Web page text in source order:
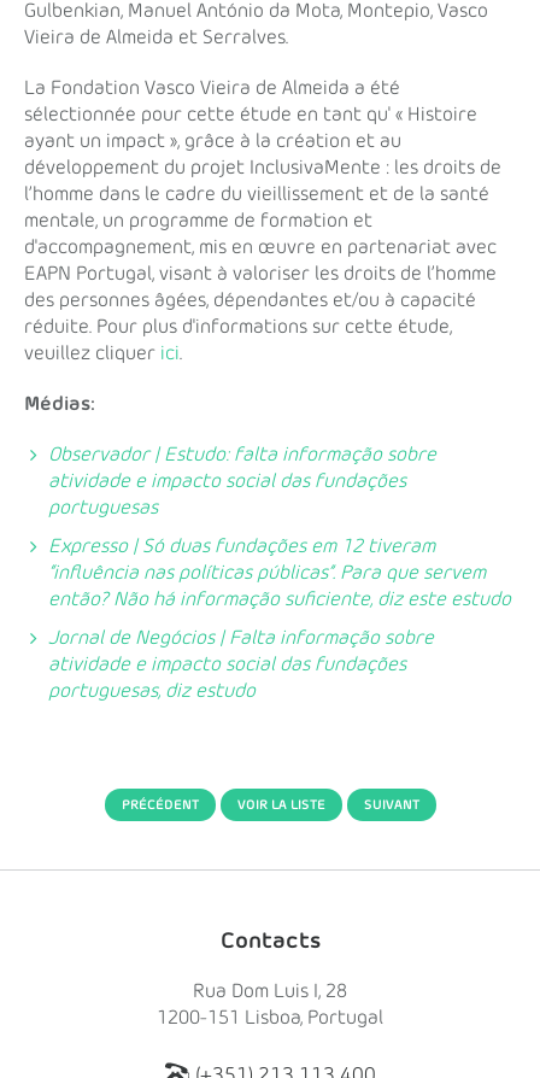
Gulbenkian, Manuel António da Mota, Montepio, Vasco
Vieira de Almeida et Serralves.
La Fondation Vasco Vieira de Almeida a été
sélectionnée pour cette étude en tant qu' « Histoire
ayant un impact », grâce à la création et au
développement du projet InclusivaMente : les droits de
l’homme dans le cadre du vieillissement et de la santé
mentale, un programme de formation et
d'accompagnement, mis en œuvre en partenariat avec
EAPN Portugal, visant à valoriser les droits de l’homme
des personnes âgées, dépendantes et/ou à capacité
réduite. Pour plus d'informations sur cette étude,
veuillez cliquer ici.
Médias:
Observador | Estudo: falta informação sobre
atividade e impacto social das fundações
portuguesas
Expresso | Só duas fundações em 12 tiveram
“influência nas políticas públicas”. Para que servem
então? Não há informação suficiente, diz este estudo
Jornal de Negócios | Falta informação sobre
atividade e impacto social das fundações
portuguesas, diz estudo
PRÉCÉDENT VOIR LA LISTE SUIVANT
Contacts
Rua Dom Luis I, 28
1200-151 Lisboa, Portugal